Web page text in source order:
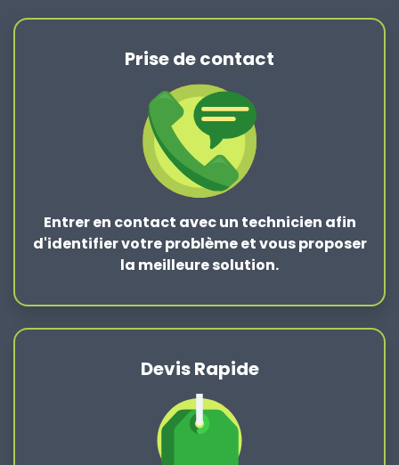
Prise de contact
Entrer en contact avec un technicien afin
d'identifier votre problème et vous proposer
la meilleure solution.
Devis Rapide